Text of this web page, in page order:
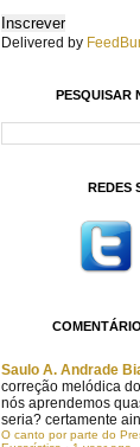
Delivered by
PESQUISAR
REDES
Saulo A. Andrade
correção melódica
nós aprendemos
seria? certamente
O canto por parte do